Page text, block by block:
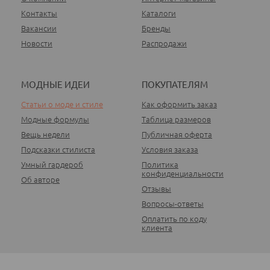
Контакты
Вакансии
Новости
ПОКУПАТЕЛЯМ
Как оформить заказ
Таблица размеров
Публичная оферта
Условия заказа
Политика
конфиденциальности
Отзывы
Вопросы-ответы
Оплатить по коду
клиента
Каталоги
Бренды
Распродажи
МОДНЫЕ ИДЕИ
Статьи о моде и стиле
Модные формулы
Вещь недели
Подсказки стилиста
Умный гардероб
Об авторе